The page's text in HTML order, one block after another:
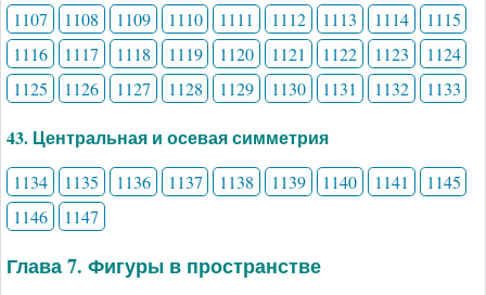
1107 1108 1109 1110 1111 1112 1113 1114
1115
1116
1117 1118 1119 1120 1121 1122 1123
1124
1125
1126 1127 1128 1129 1130 1131 1132 1133
43. Центральная и осевая симметрия
1134 1135 1136 1137 1138 1139 1140 1141
1145
1146
1147
Глава 7. Фигуры в пространстве